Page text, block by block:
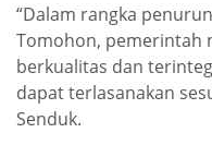
“Dalam rangka
Tomohon, pemerintah
berkualitas dan
dapat terlasanakan
Senduk.